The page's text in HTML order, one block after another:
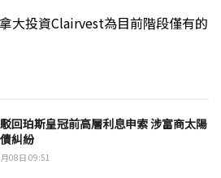
大投資Clairvest為目前階段僅有的
回珀斯皇冠前高層利息申索 涉富商太陽
糾紛
08日 09:51